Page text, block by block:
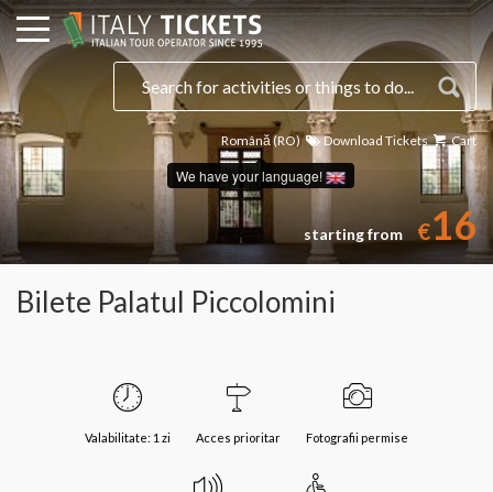
Română (RO)
We have your language!
Download Tickets Cart
starting from €16
Bilete Palatul Piccolomini
Valabilitate: 1 zi Acces prioritar Fotografii permise